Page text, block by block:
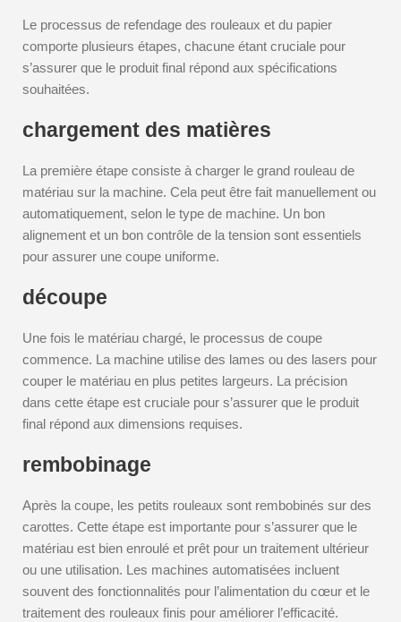
Le processus de refendage des rouleaux et du papier
comporte plusieurs étapes, chacune étant cruciale pour
s’assurer que le produit final répond aux spécifications
souhaitées.
chargement des matières
La première étape consiste à charger le grand rouleau de
matériau sur la machine. Cela peut être fait manuellement ou
automatiquement, selon le type de machine. Un bon
alignement et un bon contrôle de la tension sont essentiels
pour assurer une coupe uniforme.
découpe
Une fois le matériau chargé, le processus de coupe
commence. La machine utilise des lames ou des lasers pour
couper le matériau en plus petites largeurs. La précision
dans cette étape est cruciale pour s’assurer que le produit
final répond aux dimensions requises.
rembobinage
Après la coupe, les petits rouleaux sont rembobinés sur des
carottes. Cette étape est importante pour s’assurer que le
matériau est bien enroulé et prêt pour un traitement ultérieur
ou une utilisation. Les machines automatisées incluent
souvent des fonctionnalités pour l’alimentation du cœur et le
traitement des rouleaux finis pour améliorer l’efficacité.